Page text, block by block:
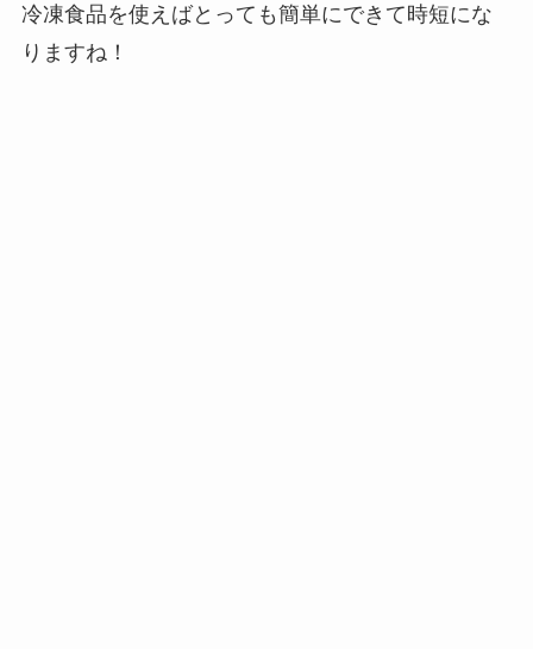
冷凍食品を使えばとっても簡単にできて時短にな
りますね！